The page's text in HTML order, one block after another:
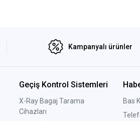
Kampanyalı ürünler
Geçiş Kontrol Sistemleri
X-Ray Bagaj Tarama
Cihazları
Bas